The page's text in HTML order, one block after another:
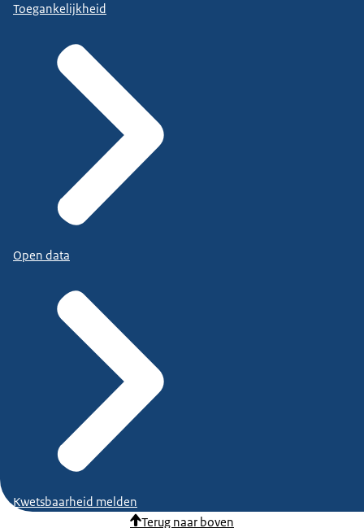
Toegankelijkheid
Open data
Kwetsbaarheid melden
Terug naar boven